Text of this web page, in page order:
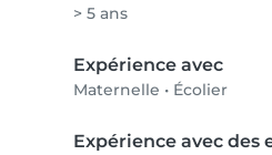
> 5 ans
Expérience avec
Maternelle • Écolier
Expérience avec des